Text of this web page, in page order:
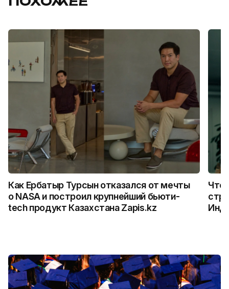
Как Ербатыр Турсын отказался от мечты
о NASA и построил крупнейший бьюти-
tech продукт Казахстана Zapis.kz
Что